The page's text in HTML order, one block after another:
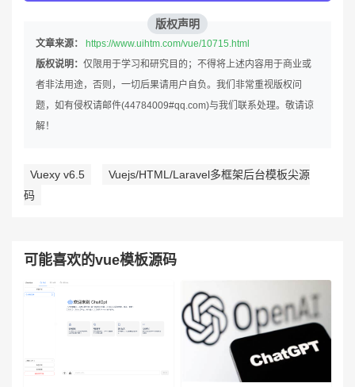
版权声明
文章来源：
https://www.uihtm.com/vue/10715.html
版权说明： 仅限用于学习和研究目的；不得将上述内容用于商业或
者非法用途，否则，一切后果请用户自负。我们非常重视版权问
题，如有侵权请邮件(44784009#qq.com)与我们联系处理。敬请谅
解！
Vuexy v6.5
Vuejs/HTML/Laravel多框架后台模板尖源
码
可能喜欢的vue模板源码